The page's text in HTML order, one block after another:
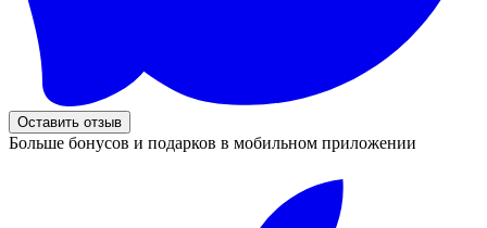
Оставить отзыв
Больше бонусов и подарков в мобильном приложении